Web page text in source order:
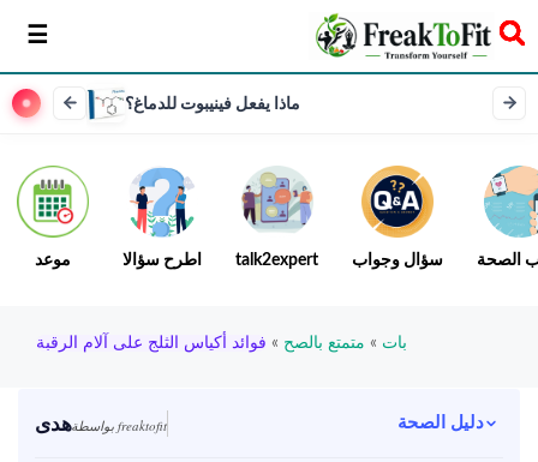
سخر
ماذا يفعل فينيبوت للدماغ؟
موعد اطرح سؤالا talk2expert سؤال وجواب الصحة
بات » متمتع بالصح » فوائد أكياس الثلج على آلام الرقبة
هدى بواسطة freaktofit دليل الصحة